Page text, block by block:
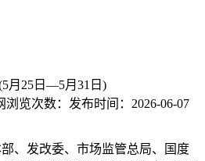
月25日—5月31日)
浏览次数： 发布时间： 2026-06-07
、发改委、市场监管总局、国度